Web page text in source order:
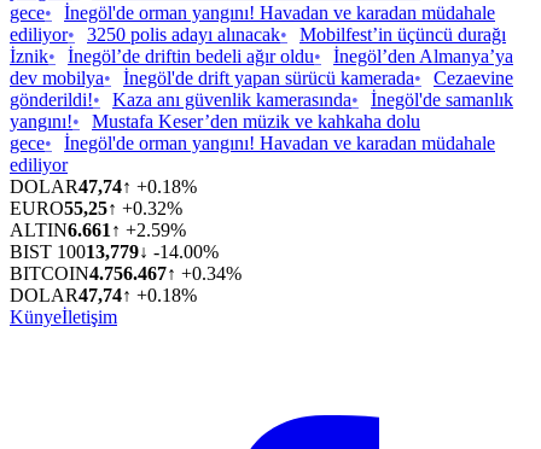
gece•
İnegöl'de orman yangını! Havadan ve karadan müdahale
ediliyor• 3250 polis adayı alınacak•
Mobilfest’in üçüncü durağı
İznik• İnegöl’de driftin bedeli ağır oldu•
İnegöl’den Almanya’ya
dev mobilya• İnegöl'de drift yapan sürücü kamerada•
Cezaevine
gönderildi!• Kaza anı güvenlik kamerasında•
İnegöl'de samanlık
yangını!•
Mustafa Keser’den müzik ve kahkaha dolu
gece•
İnegöl'de orman yangını! Havadan ve karadan müdahale
ediliyor
DOLAR47,74↑ +0.18%
EURO55,25↑ +0.32%
ALTIN6.661 ↑ +2.59%
BIST 10013,779↓ -14.00%
BITCOIN4.756.467↑ +0.34%
DOLAR47,74↑ +0.18%
Künyeİletişim